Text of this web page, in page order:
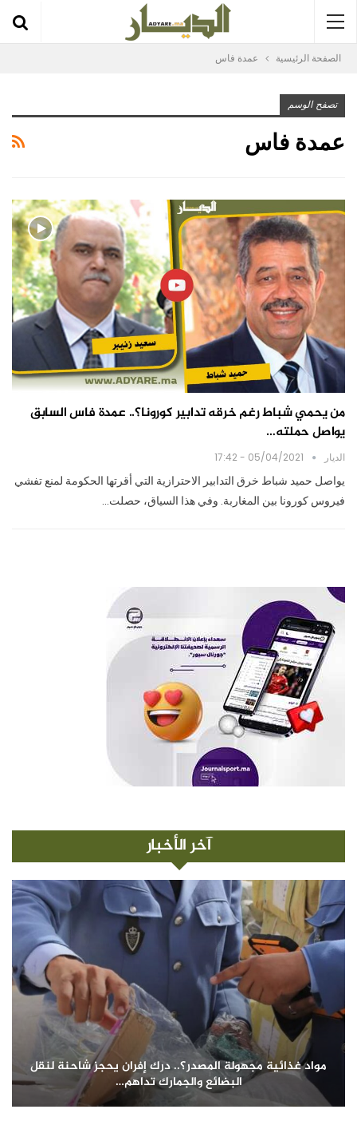
الصفحة الرئيسية عمدة فاس
تصفح الوسم
عمدة فاس
من يحمي شباط رغم خرقه تدابير كورونا؟.. عمدة فاس السابق
يواصل حملته…
الديار 05/04/2021 - 17:42
يواصل حميد شباط خرق التدابير الاحترازية التي أقرتها الحكومة لمنع تفشي
فيروس كورونا بين المغاربة. وفي هذا السياق، حصلت…
آخر الأخبار
مواد غذائية مجهولة المصدر؟.. درك إفران يحجز شاحنة لنقل
البضائع والجمارك تداهم…